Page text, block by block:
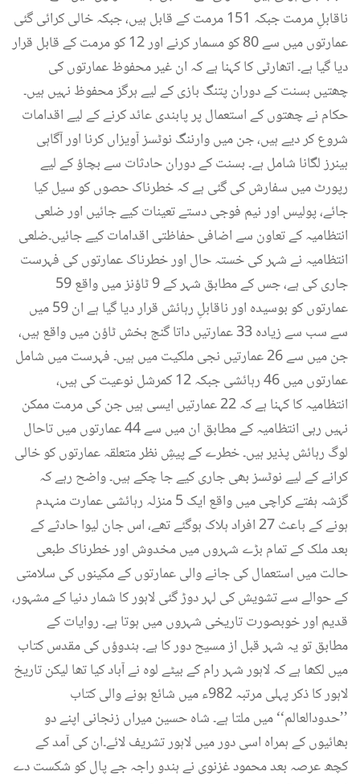
ناقابلِ مرمت جبکہ 151 مرمت کے قابل ہیں، جبکہ خالی کرائی گئی
عمارتوں میں سے 80 کو مسمار کرنے اور 12 کو مرمت کے قابل قرار
دیا گیا ہے۔ اتھارٹی کا کہنا ہے کہ ان غیر محفوظ عمارتوں کی
چھتیں بسنت کے دوران پتنگ بازی کے لیے ہرگز محفوظ نہیں ہیں۔
حکام نے چھتوں کے استعمال پر پابندی عائد کرنے کے لیے اقدامات
شروع کر دیے ہیں، جن میں وارننگ نوٹسز آویزاں کرنا اور آگاہی
بینرز لگانا شامل ہے۔ بسنت کے دوران حادثات سے بچاؤ کے لیے
رپورٹ میں سفارش کی گئی ہے کہ خطرناک حصوں کو سیل کیا
جائے، پولیس اور نیم فوجی دستے تعینات کیے جائیں اور ضلعی
انتظامیہ کے تعاون سے اضافی حفاظتی اقدامات کیے جائیں۔ضلعی
انتظامیہ نے شہر کی خستہ حال اور خطرناک عمارتوں کی فہرست
جاری کی ہے، جس کے مطابق شہر کے 9 ٹاؤنز میں واقع 59
عمارتوں کو بوسیدہ اور ناقابلِ رہائش قرار دیا گیا ہے ان 59 میں
سے سب سے زیادہ 33 عمارتیں داتا گنج بخش ٹاؤن میں واقع ہیں،
جن میں سے 26 عمارتیں نجی ملکیت میں ہیں۔ فہرست میں شامل
عمارتوں میں 46 رہائشی جبکہ 12 کمرشل نوعیت کی ہیں،
انتظامیہ کا کہنا ہے کہ 22 عمارتیں ایسی ہیں جن کی مرمت ممکن
نہیں رہی انتظامیہ کے مطابق ان میں سے 44 عمارتوں میں تاحال
لوگ رہائش پذیر ہیں۔ خطرے کے پیشِ نظر متعلقہ عمارتوں کو خالی
کرانے کے لیے نوٹسز بھی جاری کیے جا چکے ہیں۔ واضح رہے کہ
گزشہ ہفتے کراچی میں واقع ایک 5 منزلہ رہائشی عمارت منہدم
ہونے کے باعث 27 افراد ہلاک ہوگئے تھے، اس جان لیوا حادثے کے
بعد ملک کے تمام بڑے شہروں میں مخدوش اور خطرناک طبعی
حالت میں استعمال کی جانے والی عمارتوں کے مکینوں کی سلامتی
کے حوالے سے تشویش کی لہر دوڑ گئی لاہور کا شمار دنیا کے مشہور،
قدیم اور خوبصورت تاریخی شہروں میں ہوتا ہے۔ روایات کے
مطابق تو یہ شہر قبل از مسیح دور کا ہے۔ ہندوؤں کی مقدس کتاب
میں لکھا ہے کہ لاہور شہر رام کے بیٹے لوہ نے آباد کیا تھا لیکن تاریخ
لاہور کا ذکر پہلی مرتبہ 982ء میں شائع ہونے والی کتاب
’’حدودالعالم‘‘ میں ملتا ہے۔ شاہ حسین میراں زنجانی اپنے دو
بھائیوں کے ہمراہ اسی دور میں لاہور تشریف لائے۔ان کی آمد کے
کچھ عرصہ بعد محمود غزنوی نے ہندو راجہ جے پال کو شکست دے